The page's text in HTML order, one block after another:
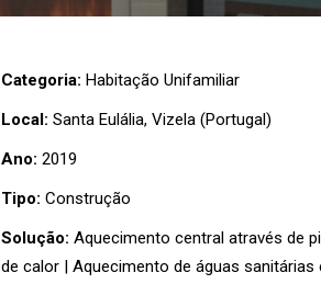
Categoria: Habitação Unifamiliar
Local: Santa Eulália, Vizela (Portugal)
Ano: 2019
Tipo: Construção
Solução: Aquecimento central através de
de calor | Aquecimento de águas